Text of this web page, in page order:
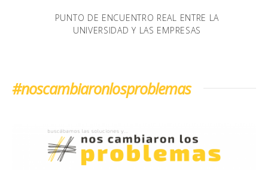
PUNTO DE ENCUENTRO REAL ENTRE LA
UNIVERSIDAD Y LAS EMPRESAS
#noscambiaronlosproblemas